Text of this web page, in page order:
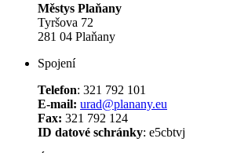
Městys Plaňany
Tyršova 72
281 04 Plaňany
Spojení
Telefon: 321 792 101
E-mail: urad@planany.eu
Fax: 321 792 124
ID datové schránky: e5cbtvj